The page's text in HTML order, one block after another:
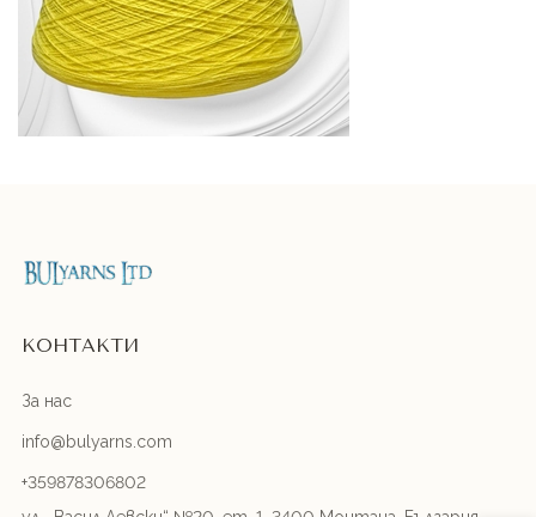
КОНТАКТИ
За нас
info@bulyarns.com
+359878306802